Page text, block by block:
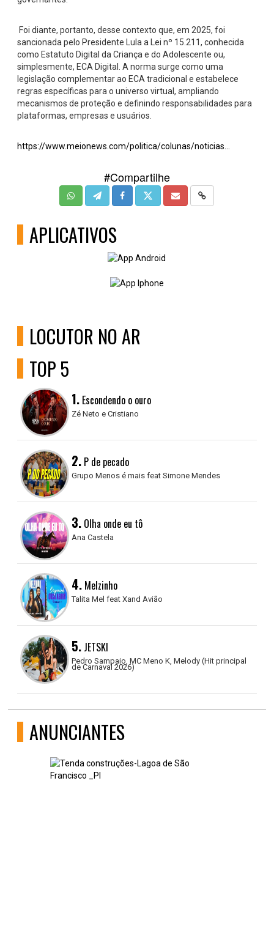
Foi diante, portanto, desse contexto que, em 2025, foi
sancionada pelo Presidente Lula a Lei nº 15.211, conhecida
como Estatuto Digital da Criança e do Adolescente ou,
simplesmente, ECA Digital. A norma surge como uma
legislação complementar ao ECA tradicional e estabelece
regras específicas para o universo virtual, ampliando
mecanismos de proteção e definindo responsabilidades para
plataformas, empresas e usuários.
https://www.meionews.com/politica/colunas/noticias...
#Compartilhe
APLICATIVOS
LOCUTOR NO AR
TOP 5
1. Escondendo o ouro
Zé Neto e Cristiano
2. P de pecado
Grupo Menos é mais feat Simone Mendes
3. Olha onde eu tô
Ana Castela
4. Melzinho
Talita Mel feat Xand Avião
5. JETSKI
Pedro Sampaio, MC Meno K, Melody (Hit principal
de Carnaval 2026)
ANUNCIANTES